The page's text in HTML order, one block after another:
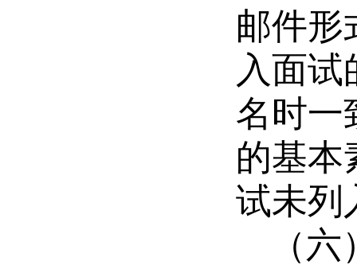
邮件形
入面
名时一
的基本
试未列
（